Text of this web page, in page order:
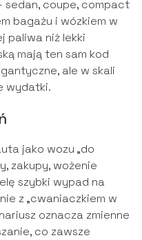
sedan, coupe, compact
bagażu i wózkiem w
paliwa niż lekki
mają ten sam kod
ale w skali
wydatki.
jako wozu „do
zakupy, wożenie
szybki wypad na
z „cwaniaczkiem w
oznacza zmienne
co zawsze